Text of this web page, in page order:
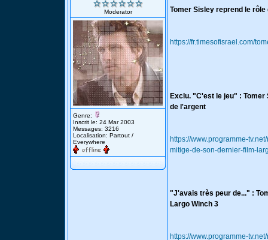
Moderator
Genre:
Inscrit le: 24 Mar 2003
Messages: 3216
Localisation: Partout /
Everywhere
Tomer Sisley reprend le
https://fr.timesofisrael.com/
Exclu. "C'est le jeu" :
de l'argent
https://www.programme-
mitige-de-son-dernier-film-
"J'avais très peur de..." :
Largo Winch 3
https://www.programme-